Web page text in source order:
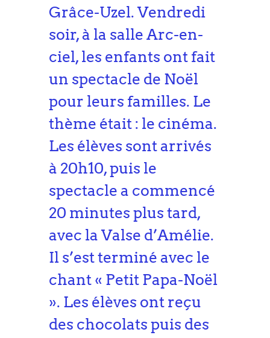
Grâce-Uzel. Vendredi
soir, à la salle Arc-en-
ciel, les enfants ont fait
un spectacle de Noël
pour leurs familles. Le
thème était : le cinéma.
Les élèves sont arrivés
à 20h10, puis le
spectacle a commencé
20 minutes plus tard,
avec la Valse d’Amélie.
Il s’est terminé avec le
chant « Petit Papa-Noël
». Les élèves ont reçu
des chocolats puis des